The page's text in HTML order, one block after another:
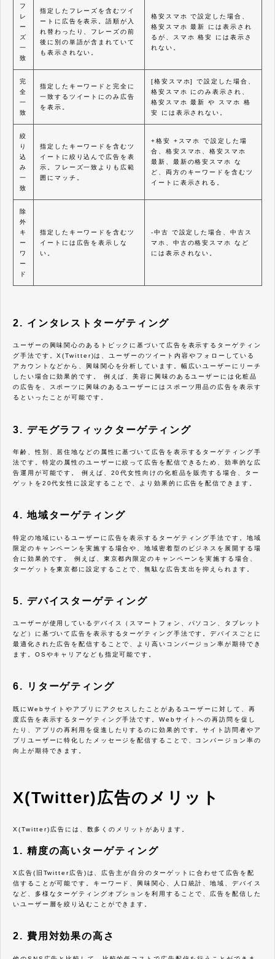
フ
レ
ー
ズ
一
致
指定したフレーズを含むツイ
ートに広告を表示。語順が入
れ替わったり、フレーズの前
後に別の単語が含まれていて
も表示されない。
格安スマホ で設定した場合、
格安スマホ 最新 には表示され
るが、スマホ 格安 には表示さ
れない。
完
全
一
致
指定したキーワードと完全に
一致するツイートにのみ広告
を表示。
[格安スマホ] で設定した場合、
格安スマホ にのみ表示され、
格安スマホ 最新 や スマホ 格
安 には表示されない。
絞
り
込
み
一
致
指定したキーワードを含むツ
イートに絞り込んで広告を表
示。フレーズ一致よりも広範
囲にマッチ。
+格安 +スマホ で設定した場
合、格安スマホ、格安スマホ
最新、最新の格安スマホ な
ど、両方のキーワードを含むツ
イートに表示される。
除
外
キ
ー
ワ
ー
ド
指定したキーワードを含むツ
イートには広告を表示しな
い。
-中古 で設定した場合、中古ス
マホ、中古の格安スマホ など
には表示されない。
2. インタレストターゲティング
ユーザーの興味関心のあるトピックに基づいて広告を表示するターゲティン
グ手法です。X(Twitter)は、ユーザーのツイート内容やフォローしている
アカウントなどから、興味関心を分析しています。幅広いユーザーにリーチ
したい場合に効果的です。 例えば、美容に興味のあるユーザーには化粧品
の広告を、スポーツに興味のあるユーザーにはスポーツ用品の広告を表示す
るといったことが可能です。
3. デモグラフィックターゲティング
年齢、性別、居住地などの属性に基づいて広告を表示するターゲティング手
法です。特定の属性のユーザーに絞って広告を配信できるため、効率的な広
告運用が可能です。 例えば、20代女性向けの化粧品を販売する場合、ター
ゲットを20代女性に設定することで、より効果的に広告を配信できます。
4. 地域ターゲティング
特定の地域にいるユーザーに広告を表示するターゲティング手法です。地域
限定のキャンペーンを実施する場合や、地域密着型のビジネスを展開する場
合に効果的です。 例えば、東京都内限定のキャンペーンを実施する場合、
ターゲットを東京都に設定することで、無駄な広告支出を抑えられます。
5. デバイスターゲティング
ユーザーが使用しているデバイス（スマートフォン、パソコン、タブレット
など）に基づいて広告を表示するターゲティング手法です。デバイスごとに
最適化された広告を配信することで、より高いコンバージョン率が期待でき
ます。OSやキャリアなども指定可能です。
6. リターゲティング
既にWebサイトやアプリにアクセスしたことがあるユーザーに対して、再
度広告を表示するターゲティング手法です。Webサイトへの再訪問を促し
たり、アプリの再利用を促進したりするのに効果的です。サイト訪問者やア
プリユーザーに特化したメッセージを配信することで、コンバージョン率の
向上が期待できます。
X(Twitter)広告のメリット
X(Twitter)広告には、数多くのメリットがあります。
1. 精度の高いターゲティング
X広告(旧Twitter広告)は、広告主が自分のターゲットに合わせて広告を配
信することが可能です。キーワード、興味関心、人口統計、地域、デバイス
など、多様なターゲティングオプションを利用することで、広告を配信した
いユーザー層を絞り込むことができます。
2. 費用対効果の高さ